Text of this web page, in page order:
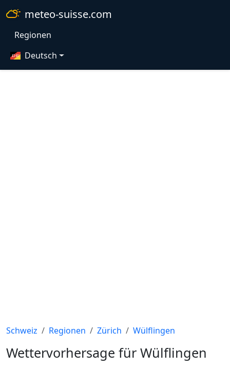
meteo-suisse.com
Regionen
Deutsch
Schweiz Regionen Zürich Wülflingen
Wettervorhersage für Wülflingen